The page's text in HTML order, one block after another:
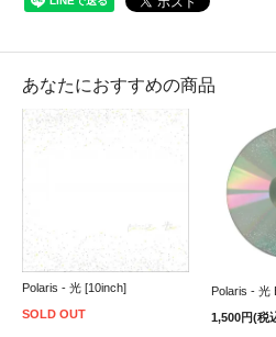
あなたにおすすめの商品
Polaris - 光 [10inch]
SOLD OUT
Polaris - 光
1,500円(税